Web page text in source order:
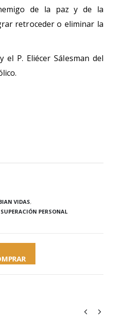
de la paz y de la
retroceder o eliminar la
el P. Eliécer Sálesman del
VIDAS,
SUPERACIÓN PERSONAL